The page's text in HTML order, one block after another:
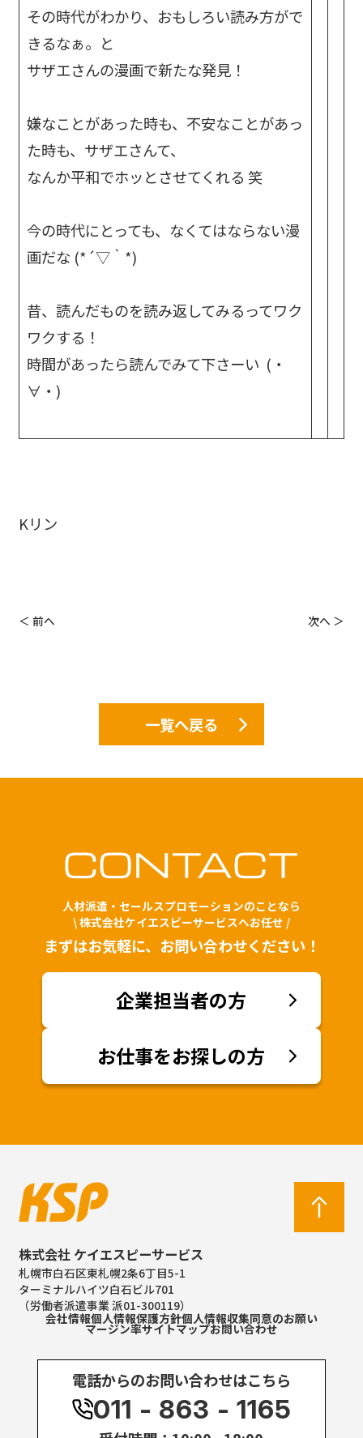
その時代がわかり、おもしろい読み方がで
きるなぁ。と
サザエさんの漫画で新たな発見！
嫌なことがあった時も、不安なことがあっ
た時も、サザエさんて、
なんか平和でホッとさせてくれる 笑
今の時代にとっても、なくてはならない漫
画だな (*´▽｀*)
昔、読んだものを読み返してみるってワク
ワクする！
時間があったら読んでみて下さーい (・
∀・)
Kリン
＜ 前へ 次へ ＞
一覧へ戻る
人材派遣・セールスプロモーションのことなら
\ 株式会社ケイエスピーサービスへお任せ /
まずはお気軽に、お問い合わせください！
企業担当者の方
お仕事をお探しの方
株式会社 ケイエスピーサービス
札幌市白石区東札幌2条6丁目5-1
ターミナルハイツ白石ビル701
（労働者派遣事業 派01-300119）
会社情報個人情報保護方針個人情報収集同意のお願い
マージン率サイトマップお問い合わせ
電話からのお問い合わせはこちら
011 - 863 - 1165